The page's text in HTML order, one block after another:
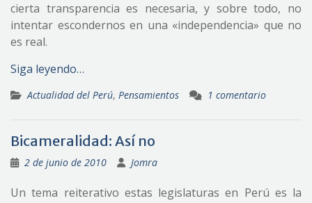
cierta transparencia es necesaria, y sobre todo, no
intentar escondernos en una «independencia» que no
es real.
Siga leyendo…
Actualidad del Perú, Pensamientos 1 comentario
Bicameralidad: Así no
2 de junio de 2010 Jomra
Un tema reiterativo estas legislaturas en Perú es la